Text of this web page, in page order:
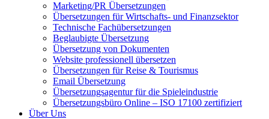
Marketing/PR Übersetzungen
Übersetzungen für Wirtschafts- und Finanzsektor
Technische Fachübersetzungen
Beglaubigte Übersetzung
Übersetzung von Dokumenten
Website professionell übersetzen
Übersetzungen für Reise & Tourismus
Email Übersetzung
Übersetzungsagentur für die Spieleindustrie
Übersetzungsbüro Online – ISO 17100 zertifiziert
Über Uns